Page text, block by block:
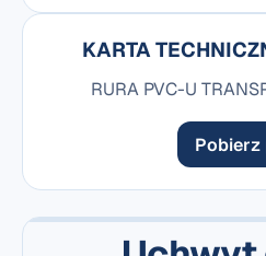
KARTA
RURA PVC-U
Pobierz